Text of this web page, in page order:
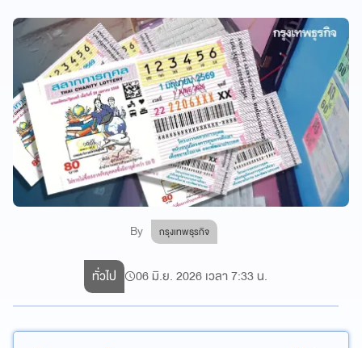
By กรุงเทพธุรกิจ
ทั่วไป 06 มิ.ย. 2026 เวลา 7:33 น.